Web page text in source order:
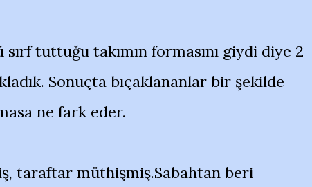
tuttuğu takımın formasını giydi diye 2
Sonuçta bıçaklananlar bir şekilde
ne fark eder.
taraftar müthişmiş.Sabahtan beri